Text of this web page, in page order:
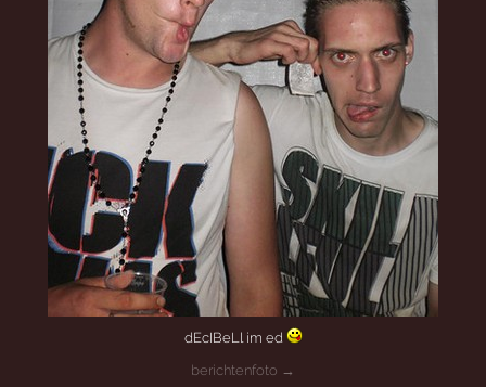
dEcIBeLl im ed
berichtenfoto →